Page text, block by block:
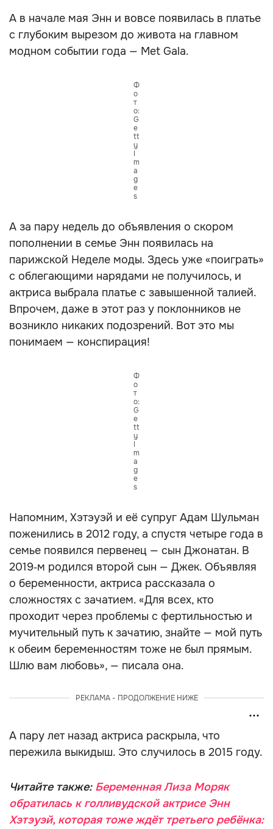
А в начале мая Энн и вовсе появилась в платье
с глубоким вырезом до живота на главном
модном событии года — Met Gala.
Ф
о
т
о:
G
e
tt
y
I
m
a
g
e
s
А за пару недель до объявления о скором
пополнении в семье Энн появилась на
парижской Неделе моды. Здесь уже «поиграть»
с облегающими нарядами не получилось, и
актриса выбрала платье с завышенной талией.
Впрочем, даже в этот раз у поклонников не
возникло никаких подозрений. Вот это мы
понимаем — конспирация!
Ф
о
т
о:
G
e
tt
y
I
m
a
g
e
s
Напомним, Хэтэуэй и её супруг Адам Шульман
поженились в 2012 году, а спустя четыре года в
семье появился первенец — сын Джонатан. В
2019‑м родился второй сын — Джек. Объявляя
о беременности, актриса рассказала о
сложностях с зачатием. «Для всех, кто
проходит через проблемы с фертильностью и
мучительный путь к зачатию, знайте — мой путь
к обеим беременностям тоже не был прямым.
Шлю вам любовь», — писала она.
РЕКЛАМА - ПРОДОЛЖЕНИЕ НИЖЕ
А пару лет назад актриса раскрыла, что
пережила выкидыш. Это случилось в 2015 году.
Читайте также: Беременная Лиза Моряк
обратилась к голливудской актрисе Энн
Хэтэуэй, которая тоже ждёт третьего ребёнка: